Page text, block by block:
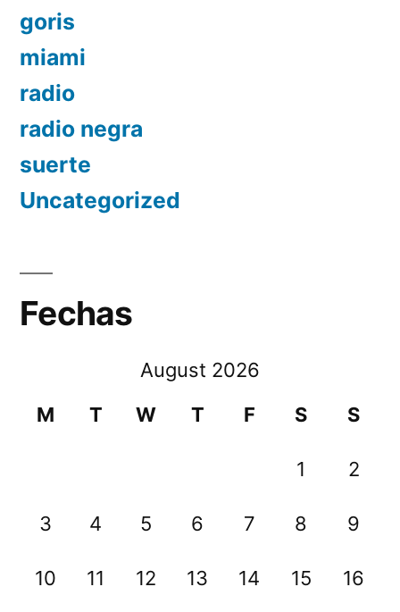
goris
miami
radio
radio negra
suerte
Uncategorized
Fechas
August 2026
M
T W T F S S
1 2
3 4 5 6 7 8 9
10 11 12 13 14 15 16